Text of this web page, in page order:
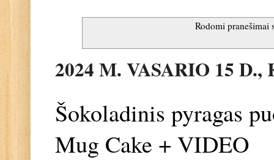
Rodomi pranešimai
2024 M. VASARIO 15
Šokoladinis pyragas
Mug Cake + VIDEO